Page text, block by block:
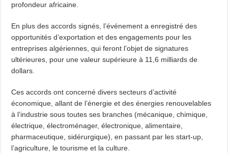
profondeur africaine.
En plus des accords signés, l’événement a enregistré des
opportunités d’exportation et des engagements pour les
entreprises algériennes, qui feront l’objet de signatures
ultérieures, pour une valeur supérieure à 11,6 milliards de
dollars.
Ces accords ont concerné divers secteurs d’activité
économique, allant de l’énergie et des énergies renouvelables
à l’industrie sous toutes ses branches (mécanique, chimique,
électrique, électroménager, électronique, alimentaire,
pharmaceutique, sidérurgique), en passant par les start-up,
l’agriculture, le tourisme et la culture.